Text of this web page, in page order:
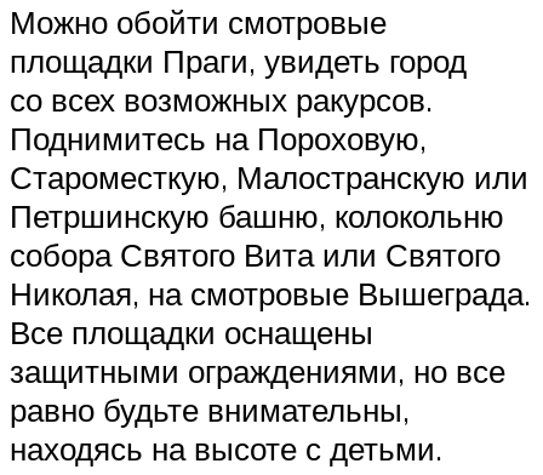
Можно обойти смотровые
площадки Праги, увидеть город
со всех возможных ракурсов.
Поднимитесь на Пороховую,
Староместкую, Малостранскую или
Петршинскую башню, колокольню
собора Святого Вита или Святого
Николая, на смотровые Вышеграда.
Все площадки оснащены
защитными ограждениями, но все
равно будьте внимательны,
находясь на высоте с детьми.